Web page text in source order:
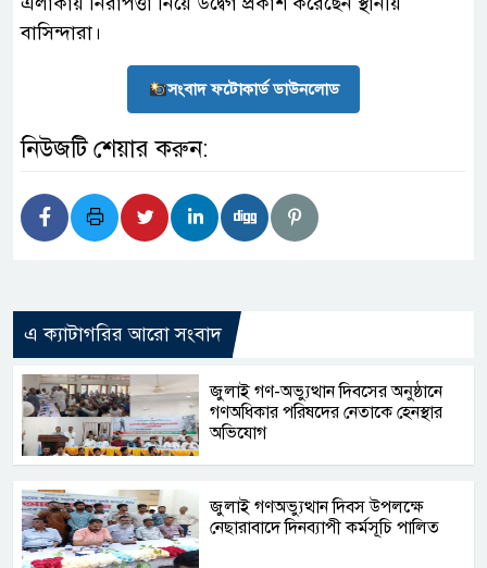
বাসিন্দারা।
সংবাদ ফটোকার্ড ডাউনলোড
নিউজটি শেয়ার করুন:
এ ক্যাটাগরির আরো সংবাদ
জুলাই গণ-অভ্যুত্থান দিবসের অনুষ্ঠানে
গণঅধিকার পরিষদের নেতাকে হেনস্থার
অভিযোগ
জুলাই গণঅভ্যুত্থান দিবস উপলক্ষে
নেছারাবাদে দিনব্যাপী কর্মসূচি পালিত